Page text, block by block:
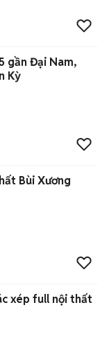
gần Đại Nam,
Kỳ
Bùi Xương
xép full nội thất